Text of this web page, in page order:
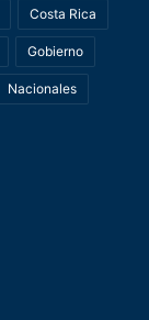
Costa Rica
Gobierno
Nacionales